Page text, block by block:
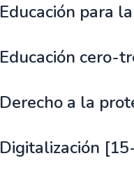
Educación para
Educación cero-
Derecho a la
Digitalización